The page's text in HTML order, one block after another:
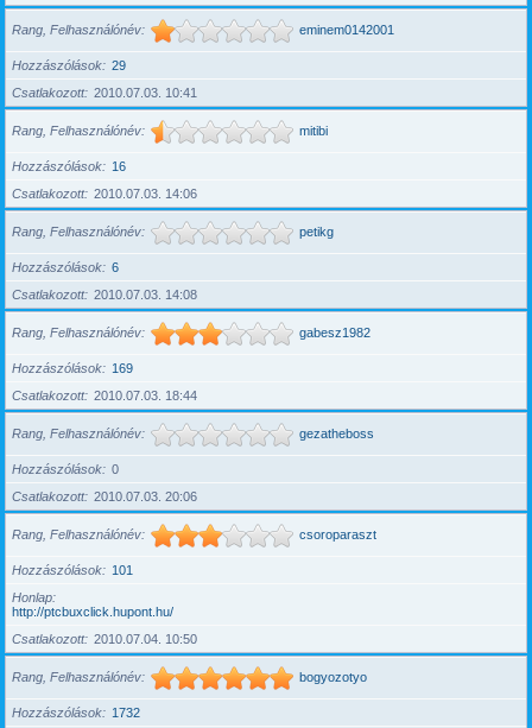
Rang, Felhasználónév eminem0142001
Hozzászólások
29
Csatlakozott
2010.07.03. 10:41
Rang, Felhasználónév mitibi
Hozzászólások
16
Csatlakozott
2010.07.03. 14:06
Rang, Felhasználónév petikg
Hozzászólások
6
Csatlakozott
2010.07.03. 14:08
Rang, Felhasználónév gabesz1982
Hozzászólások
169
Csatlakozott
2010.07.03. 18:44
Rang, Felhasználónév gezatheboss
Hozzászólások
0
Csatlakozott
2010.07.03. 20:06
Rang, Felhasználónév csoroparaszt
Hozzászólások
101
Honlap
http://ptcbuxclick.hupont.hu/
Csatlakozott
2010.07.04. 10:50
Rang, Felhasználónév bogyozotyo
Hozzászólások
1732